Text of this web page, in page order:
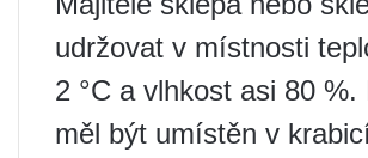
udržovat v místnosti
2 °C a vlhkost asi 80 %.
měl být umístěn v